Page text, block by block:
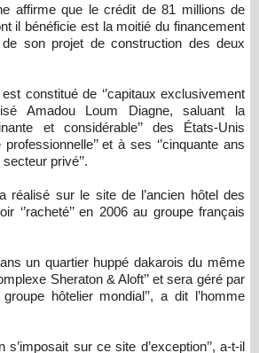
affirme que le crédit de 81 millions de
il bénéficie est la moitié du financement
son projet de construction des deux
constitué de ‘’capitaux exclusivement
Amadou Loum Diagne, saluant la
et considérable’’ des États-Unis
professionnelle’’ et à ses ‘’cinquante ans
privé’’.
réalisé sur le site de l’ancien hôtel des
‘’racheté’’ en 2006 au groupe français
un quartier huppé dakarois du même
Sheraton & Aloft’’ et sera géré par
hôtelier mondial’’, a dit l’homme
s’imposait sur ce site d’exception’’, a-t-il